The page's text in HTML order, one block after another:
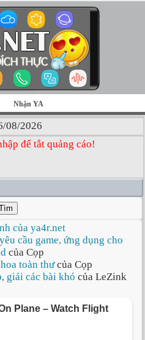
Nhận YA
08/2026
để tắt quảng cáo!
của ya4r.net
cầu game, ứng dụng cho
của Cọp
toàn thưcủa Cọp
giải các bài khó của LeZink